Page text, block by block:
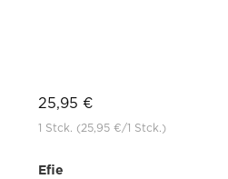
25,95 €
1 Stck. (25,95 €/1 Stck.)
Efie